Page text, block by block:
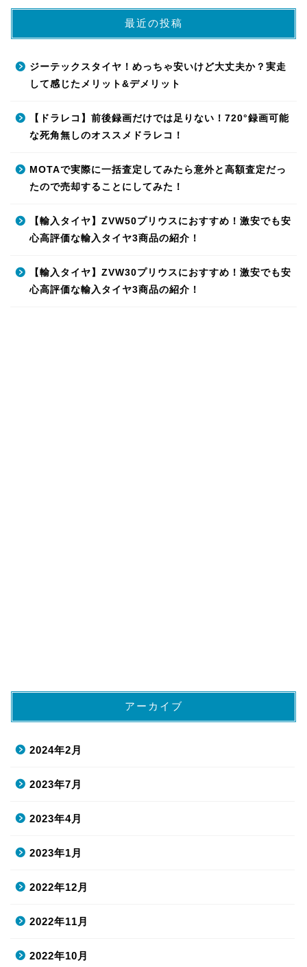
最近の投稿
ジーテックスタイヤ！めっちゃ安いけど大丈夫か？実走
して感じたメリット&デメリット
【ドラレコ】前後録画だけでは足りない！720°録画可能
な死角無しのオススメドラレコ！
MOTAで実際に一括査定してみたら意外と高額査定だっ
たので売却することにしてみた！
【輸入タイヤ】ZVW50プリウスにおすすめ！激安でも安
心高評価な輸入タイヤ3商品の紹介！
【輸入タイヤ】ZVW30プリウスにおすすめ！激安でも安
心高評価な輸入タイヤ3商品の紹介！
アーカイブ
2024年2月
2023年7月
2023年4月
2023年1月
2022年12月
2022年11月
2022年10月